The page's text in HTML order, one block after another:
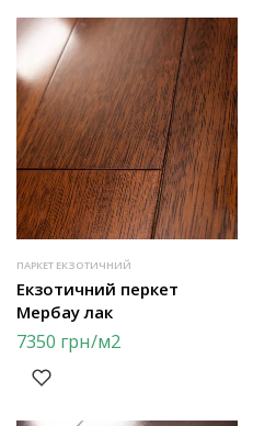
ПАРКЕТ ЕКЗОТИЧНИЙ
Екзотичний перкет
Мербау лак
7350 грн/м2